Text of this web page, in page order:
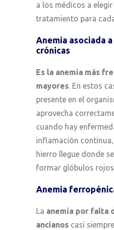
a los médicos a
tratamiento para
Anemia asociada
crónicas
Es la anemia más
mayores. En estos
presente en el
aprovecha
cuando hay
inflamación
hierro llegue donde
formar glóbulos
Anemia
La anemia por falta
ancianos casi